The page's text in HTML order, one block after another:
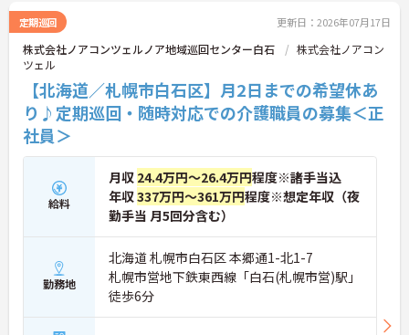
定期巡回 更新日：2026年07月17日
株式会社ノアコンツェルノア地域巡回センター白石
株式会社ノアコン
ツェル
【北海道／札幌市白石区】月2日までの希望休あ
り♪定期巡回・随時対応での介護職員の募集＜正
社員＞
給料
月収 24.4万円～26.4万円程度※諸手当込
年収337万円～361万円程度※想定年収（夜
勤手当 月5回分含む）
勤務地
北海道 札幌市白石区 本郷通1-北1-7
札幌市営地下鉄東西線「白石(札幌市営)駅」
徒歩6分